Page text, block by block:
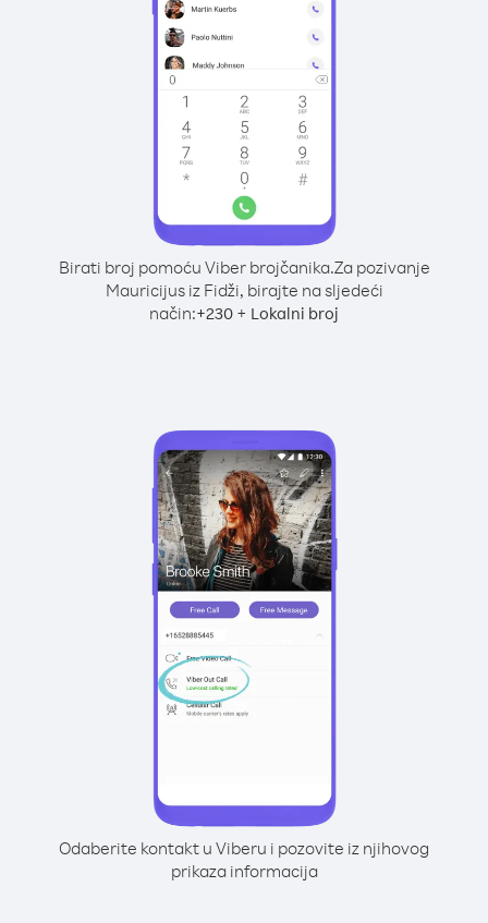
Birati broj pomoću Viber brojčanika.Za pozivanje
Mauricijus iz Fidži, birajte na sljedeći
način:+230 + Lokalni broj
Odaberite kontakt u Viberu i pozovite iz njihovog
prikaza informacija